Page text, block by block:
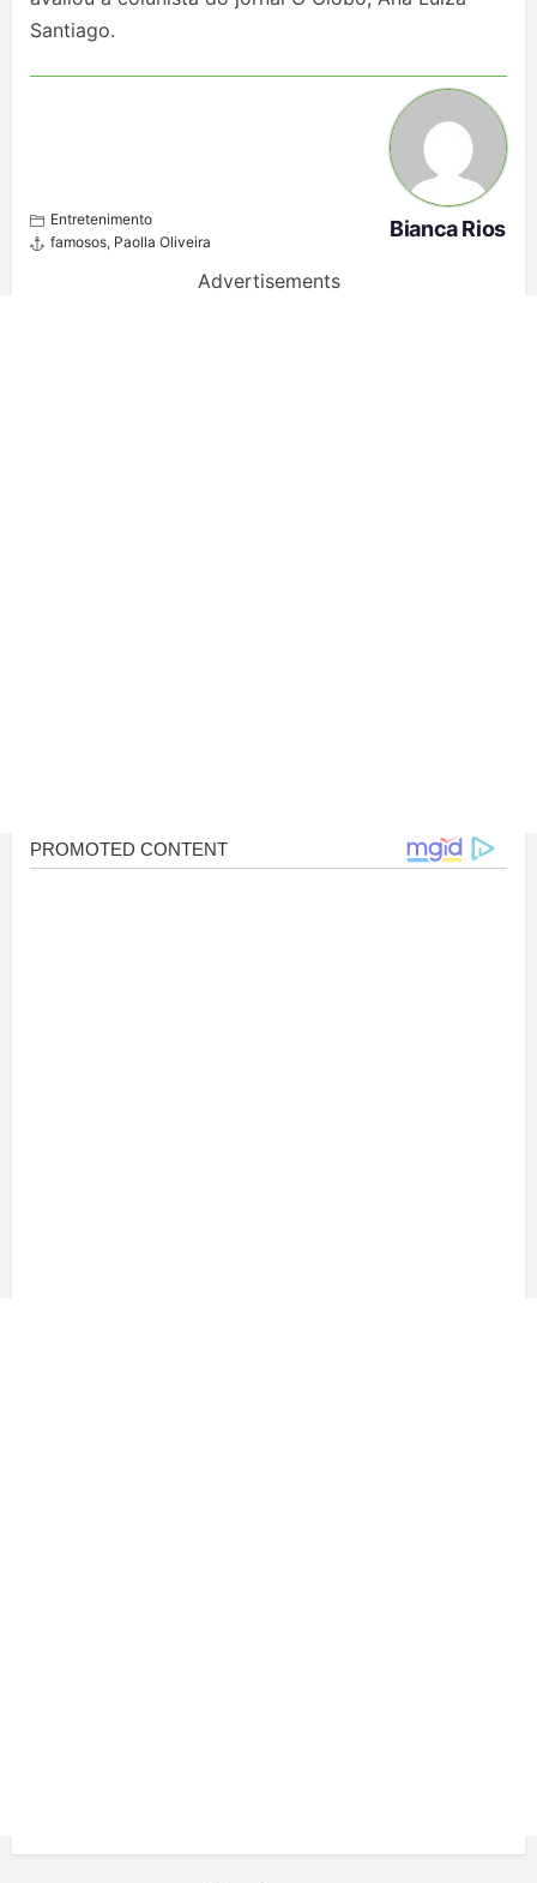
Santiago.
Entretenimento
famosos, Paolla Oliveira
Bianca Rios
Advertisements